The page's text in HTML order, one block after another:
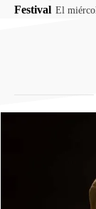
Festival El